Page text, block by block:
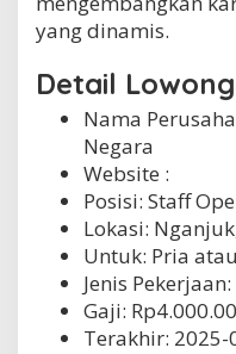
yang dinamis.
Detail
Nama
Negara
Website :
Posisi: Staff
Lokasi:
Untuk: Pria
Jenis Pekerjaan:
Gaji: Rp
Terakhir: 2025-